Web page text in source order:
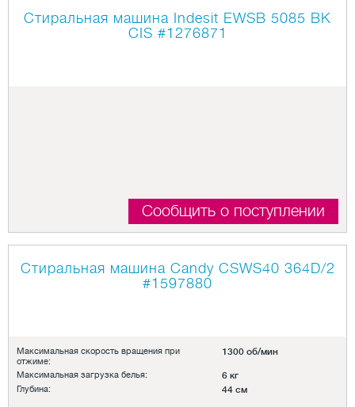
Стиральная машина Indesit EWSB 5085 BK
CIS #1276871
Сообщить о поступлении
Стиральная машина Candy CSWS40 364D/2
#1597880
Максимальная скорость вращения при
отжиме:
1300 об/мин
Максимальная загрузка белья: 6 кг
Глубина: 44 см